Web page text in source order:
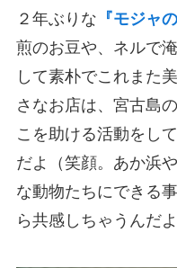
２年ぶりな 『モジャ
煎のお豆や、ネルで
して素朴でこれまた
さなお店は、宮古島
こを助ける活動をし
だよ（笑顔。あか浜
な動物たちにできる
ら共感しちゃうんだ